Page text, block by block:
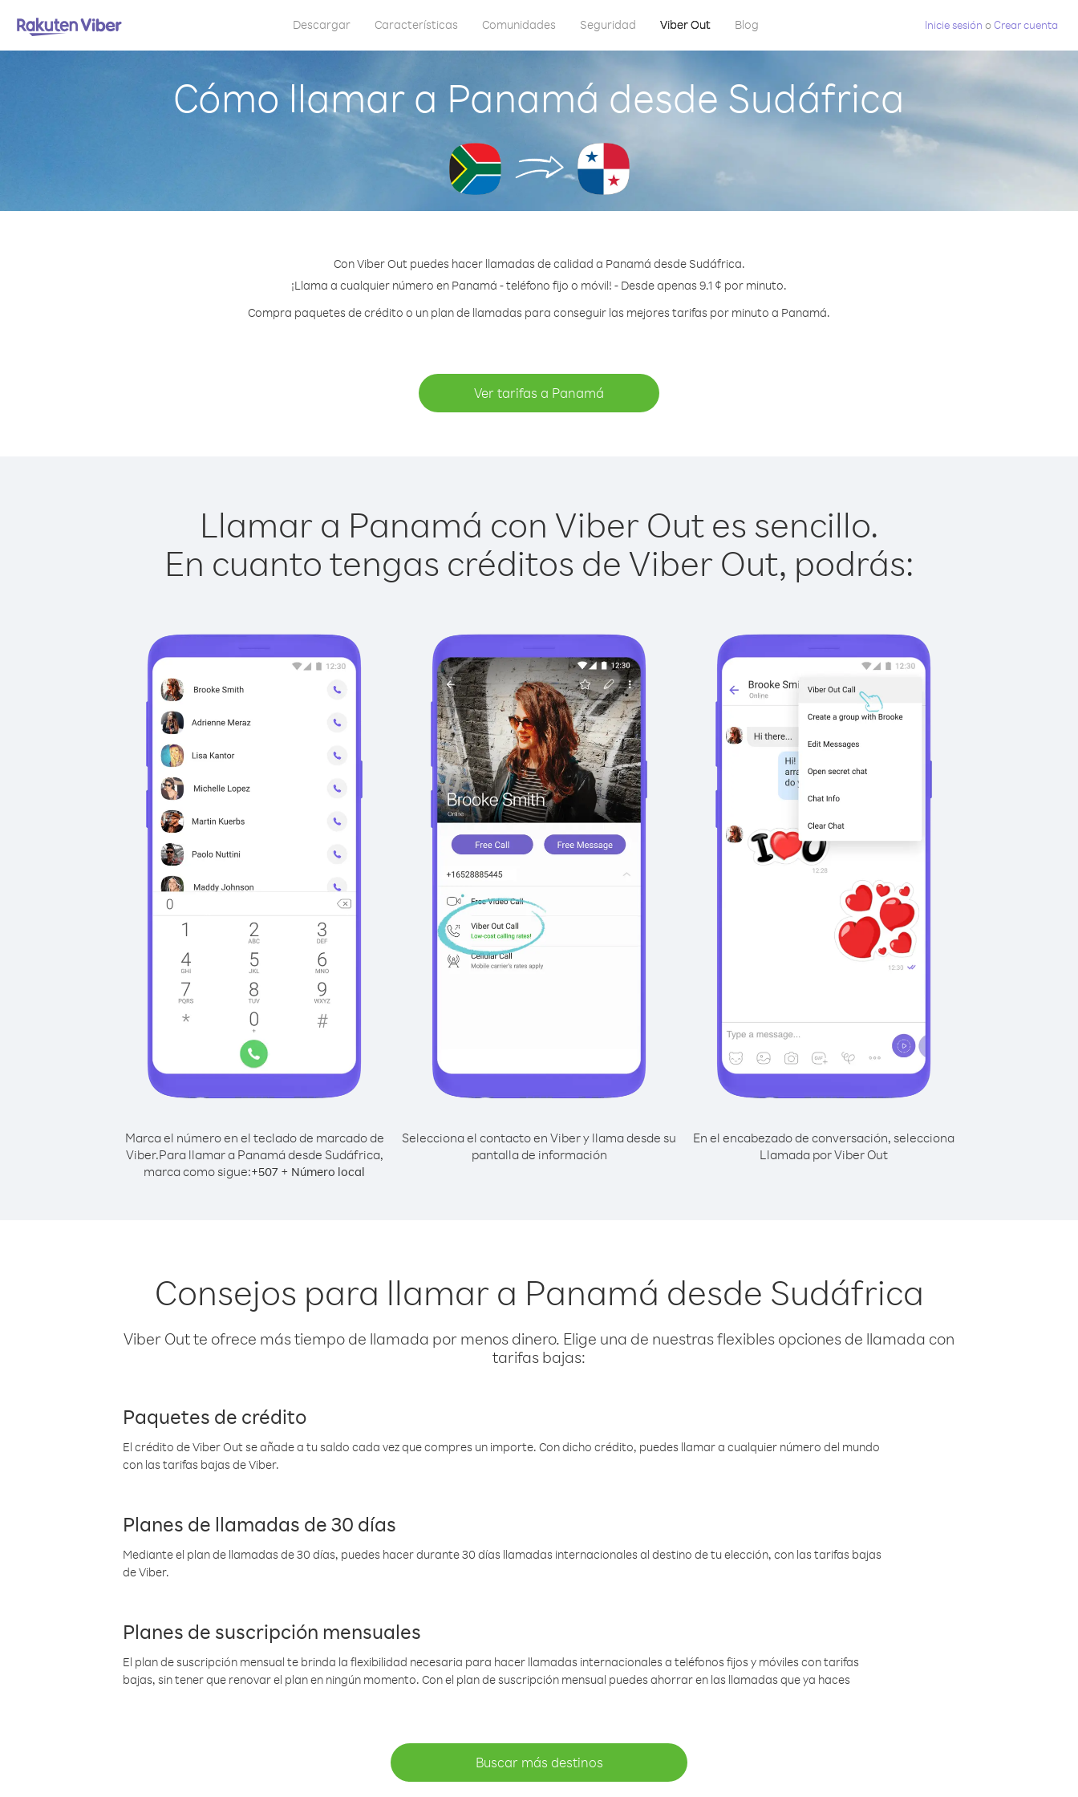
Descargar Características Comunidades Seguridad Viber Out Blog Inicie sesión oCrear cuenta
Cómo llamar a Panamá desde Sudáfrica
Con Viber Out puedes hacer llamadas de calidad a Panamá desde Sudáfrica.
¡Llama a cualquier número en Panamá - teléfono fijo o móvil! - Desde apenas 9.1 ¢ por minuto.
Compra paquetes de crédito o un plan de llamadas para conseguir las mejores tarifas por minuto a Panamá.
Ver tarifas a Panamá
Llamar a Panamá con Viber Out es sencillo.
En cuanto tengas créditos de Viber Out, podrás:
Marca el número en el teclado de marcado de
Viber.Para llamar a Panamá desde Sudáfrica,
marca como sigue:+507 + Número local
Selecciona el contacto en Viber y llama desde su
pantalla de información
En el encabezado de conversación, selecciona
Llamada por Viber Out
Consejos para llamar a Panamá desde Sudáfrica
Viber Out te ofrece más tiempo de llamada por menos dinero. Elige una de nuestras flexibles opciones de llamada con
tarifas bajas:
Paquetes de crédito
El crédito de Viber Out se añade a tu saldo cada vez que compres un importe. Con dicho crédito, puedes llamar a cualquier número del mundo
con las tarifas bajas de Viber.
Planes de llamadas de 30 días
Mediante el plan de llamadas de 30 días, puedes hacer durante 30 días llamadas internacionales al destino de tu elección, con las tarifas bajas
de Viber.
Planes de suscripción mensuales
El plan de suscripción mensual te brinda la flexibilidad necesaria para hacer llamadas internacionales a teléfonos fijos y móviles con tarifas
bajas, sin tener que renovar el plan en ningún momento. Con el plan de suscripción mensual puedes ahorrar en las llamadas que ya haces
Buscar más destinos